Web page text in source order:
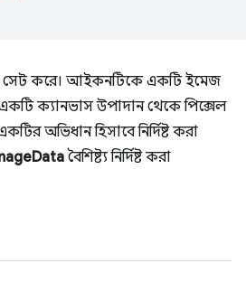
সেট করে। আইকনটিকে একটি ইমেজ
ক্যানভাস উপাদান থেকে পিক্সেল
অভিধান হিসাবে নির্দিষ্ট করা
বৈশিষ্ট্য নির্দিষ্ট করা